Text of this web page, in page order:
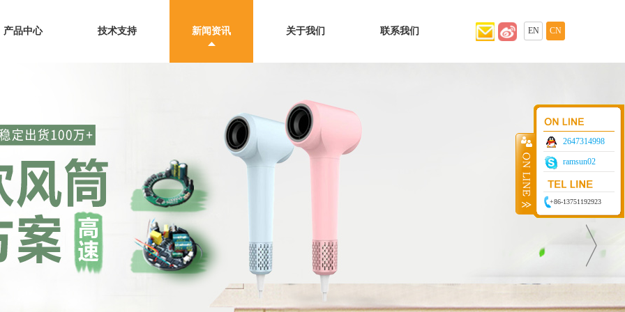
产品中心 技术支持 新闻资讯 关于我们 联系我们 EN CN
2647314998
ramsun02
+86-13751192923